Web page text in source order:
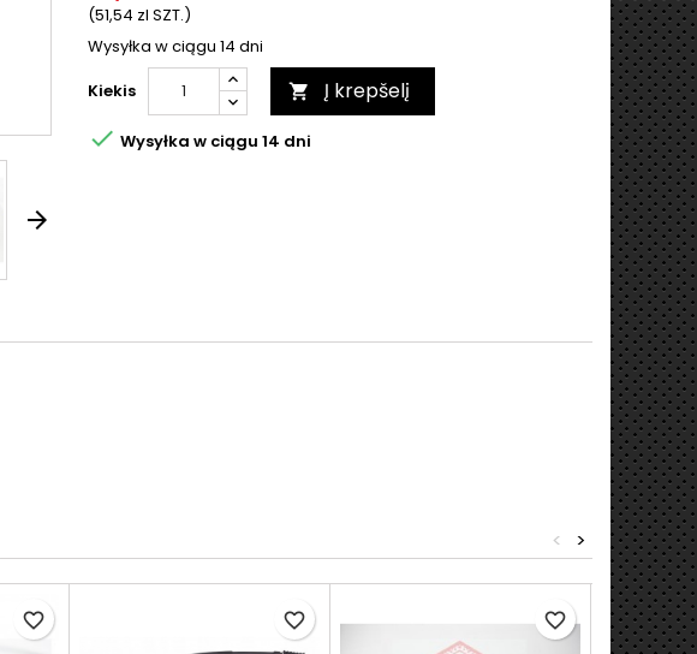

(51,54 zl SZT.)
Wysyłka w ciągu 14 dni
Kiekis
 Į krepšelį
 Wysyłka w ciągu 14 dni
>
<
favorite_border favorite_border favorite_border